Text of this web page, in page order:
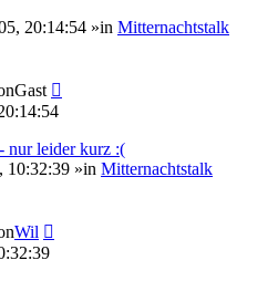
20:14:54 »in Mitternachtstalk
Gast
nur leider kurz :(
10:32:39 »in Mitternachtstalk
Wil